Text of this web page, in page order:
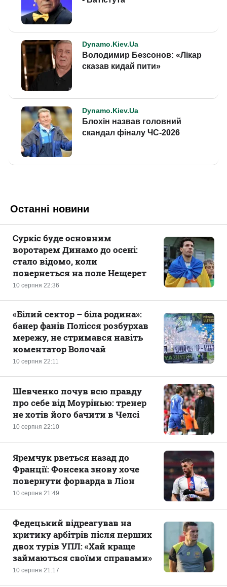
Останні новини
10 серпня 22:36
Суркіс буде основним
воротарем Динамо до осені:
стало відомо, коли
повернеться на поле Нещерет
10 серпня 22:11
«Білий сектор – біла родина»:
банер фанів Полісся розбурхав
мережу, не стримався навіть
коментатор Волочай
10 серпня 22:10
Шевченко почув всю правду
про себе від Моурінью: тренер
не хотів його бачити в Челсі
10 серпня 21:49
Яремчук рветься назад до
Франції: Фонсека знову хоче
повернути форварда в Ліон
10 серпня 21:17
Федецький відреагував на
критику арбітрів після перших
двох турів УПЛ: «Хай краще
займаються своїми справами»